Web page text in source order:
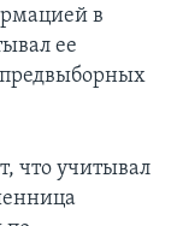
в
ее
что учитывал